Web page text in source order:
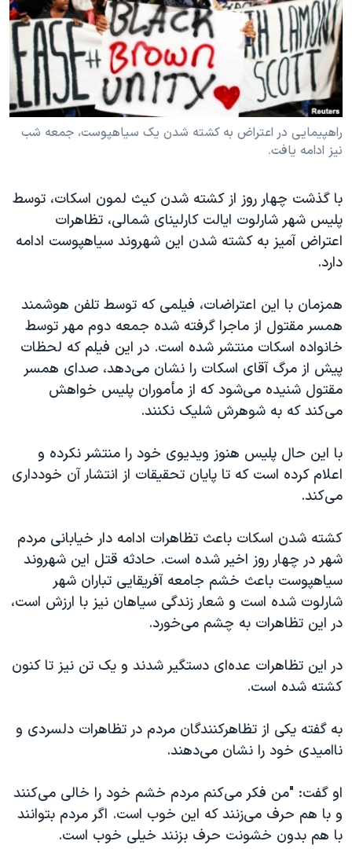
فرهنگ و زندگی
حقوق شهروندی
اقتصادی
علم و فناوری
اسرائیل در جنگ
گالری عکس
مستندها
انتخابات ریاست جمهوری آمریکا ۲۰۲۴
حمله جمهوری اسلامی به اسرائیل
رمز مهسا
ورزش زنان در ایران
اعتراضات زن، زندگی، آزادی
تریبونال مردمی آبان ۹۸
دادگاه حمید نوری
چهل سال گروگان‌گیری
قانون شفافیت دارائی کادر رهبری ایران
اعتراضات مردمی آبان ۹۸
اسرائیل در جنگ
نرگس محمدی برنده جایزه نوبل صلح
همایش محافظه‌کاران آمریکا «سی‌پک»
سفر پرزیدنت ترامپ به چین
دنبال کنید
زبانهای مختلف
راهپیمایی در اعتراض به کشته شدن یک سیاهپوست، جمعه شب
نیز ادامه یافت.
با گذشت چهار روز از کشته شدن کیث لمون اسکات، توسط
پلیس شهر شارلوت ایالت کارلینای شمالی، تظاهرات
اعتراض آمیز به کشته شدن این شهروند سیاهپوست ادامه
دارد.
همزمان با این اعتراضات، فیلمی که توسط تلفن هوشمند
همسر مقتول از ماجرا گرفته شده جمعه دوم مهر توسط
خانواده اسکات منتشر شده است. در این فیلم که لحظات
پیش از مرگ آقای اسکات را نشان می‌دهد، صدای همسر
مقتول شنیده می‌شود که از مأموران پلیس خواهش
می‌کند که به شوهرش شلیک نکنند.
با این حال پلیس هنوز ویدیوی خود را منتشر نکرده و
اعلام کرده است که تا پایان تحقیقات از انتشار آن خودداری
می‌کند.
کشته شدن اسکات باعث تظاهرات ادامه دار خیابانی مردم
شهر در چهار روز اخیر شده است. حادثه قتل این شهروند
سیاهپوست باعث خشم جامعه آفریقایی تباران شهر
شارلوت شده است و شعار زندگی سیاهان نیز با ارزش است،
در این تظاهرات به چشم می‌خورد.
در این تظاهرات عده‌ای دستگیر شدند و یک تن نیز تا کنون
کشته شده است.
به گفته یکی از تظاهرکنندگان مردم در تظاهرات دلسردی و
ناامیدی خود را نشان می‌دهند.
او گفت: "من فکر می‌کنم مردم خشم خود را خالی می‌کنند
و با هم حرف می‌زنند که این خوب است. اگر مردم بتوانند
با هم بدون خشونت حرف بزنند خیلی خوب است.